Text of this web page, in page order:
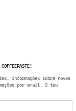
informações sobre novos
por email. O teu